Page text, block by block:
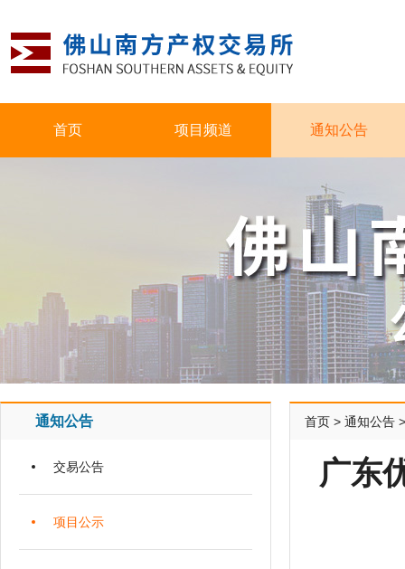
首页 项目频道 通知公告
通知公告
交易公告
项目公示
首页 > 通知公告
广东